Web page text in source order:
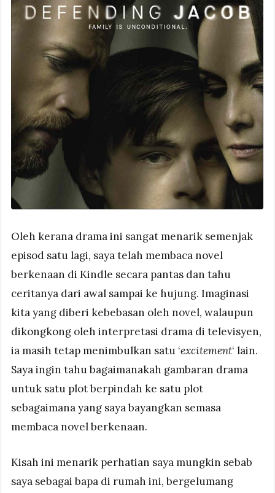
Oleh kerana drama ini sangat menarik semenjak
episod satu lagi, saya telah membaca novel
berkenaan di Kindle secara pantas dan tahu
ceritanya dari awal sampai ke hujung. Imaginasi
kita yang diberi kebebasan oleh novel, walaupun
dikongkong oleh interpretasi drama di televisyen,
ia masih tetap menimbulkan satu ‘excitement‘ lain.
Saya ingin tahu bagaimanakah gambaran drama
untuk satu plot berpindah ke satu plot
sebagaimana yang saya bayangkan semasa
membaca novel berkenaan.
Kisah ini menarik perhatian saya mungkin sebab
saya sebagai bapa di rumah ini, bergelumang